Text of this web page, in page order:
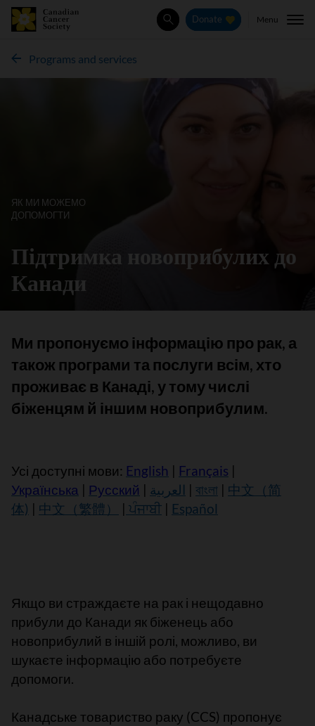
SearchDonate Menu
Programs and services
ЯК МИ МОЖЕМО
ДОПОМОГТИ
Підтримка новоприбулих до
Канади
Ми пропонуємо інформацію про рак, а
також програми та послуги всім, хто
проживає в Канаді, у тому числі
біженцям й іншим новоприбулим.
Усі доступні мови: English | Français |
Українська | Русский | العربية | বাংলা | 中文（简
体) | 中文（繁體） | ਪੰਜਾਬੀ | Español
Якщо ви страждаєте на рак і нещодавно
прибули до Канади як біженець або
новоприбулий в іншій ролі, можливо, ви
шукаєте інформацію або потребуєте
допомоги.
Канадське товариство раку (CCS) пропонує